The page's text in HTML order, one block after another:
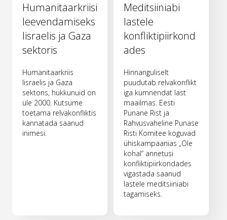
Humanitaarkriisi
leevendamiseks
Iisraelis ja Gaza
sektoris
Humanitaarkriis
Iisraelis ja Gaza
sektoris, hukkunuid on
üle 2000. Kutsume
toetama relvakonfliktis
kannatada saanud
inimesi.
Meditsiiniabi
lastele
konfliktipiirkond
ades
Hinnanguliselt
puudutab relvakonflikt
iga kümnendat last
maailmas. Eesti
Punane Rist ja
Rahvusvaheline Punase
Risti Komitee koguvad
ühiskampaanias „Ole
kohal“ annetusi
konfliktipiirkondades
vigastada saanud
lastele meditsiiniabi
tagamiseks.